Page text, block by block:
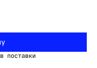
поставки